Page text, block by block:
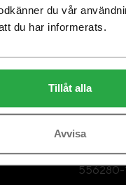
du vår
du har informerats.
Tillåt alla
Avvisa
Swedese
567 23
Tel:
556280-